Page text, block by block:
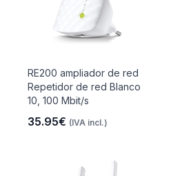
RE200 ampliador de red
Repetidor de red Blanco
10, 100 Mbit/s
35.95€ (IVA incl.)